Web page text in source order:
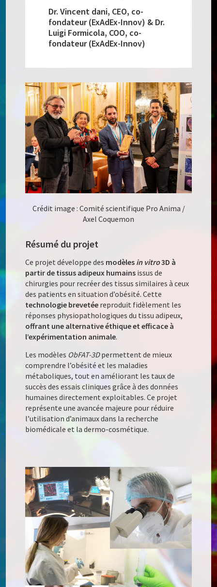
Dr. Vincent dani, CEO, co-
fondateur (ExAdEx-Innov) & Dr.
Luigi Formicola, COO, co-
fondateur (ExAdEx-Innov)
Crédit image : Comité scientifique Pro Anima /
Axel Coquemon
Résumé du projet
Ce projet développe des modèles in vitro3D à
partir de tissus adipeux humains issus de
chirurgies pour recréer des tissus similaires à ceux
des patients en situation d’obésité. Cette
technologie brevetée reproduit fidèlement les
réponses physiopathologiques du tissu adipeux,
offrant une alternative éthique et efficace à
l’expérimentation animale.
Les modèles ObFAT-3Dpermettent de mieux
comprendre l’obésité et les maladies
métaboliques, tout en améliorant les taux de
succès des essais cliniques grâce à des données
humaines directement exploitables. Ce projet
représente une avancée majeure pour réduire
l’utilisation d’animaux dans la recherche
biomédicale et la dermo-cosmétique.